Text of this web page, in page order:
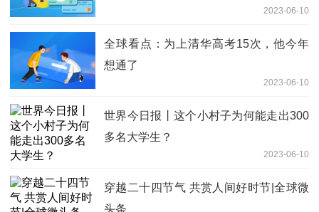
2023-06-10
全球看点：为上清华高考15次，他今年
想通了
2023-06-10
世界今日报丨这个小村子为何能走出300
多名大学生？
2023-06-10
穿越二十四节气 共赏人间好时节|全球微
头条